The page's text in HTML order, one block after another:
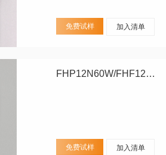
免费试样 加入清单
FHP12N60W/FHF12N60W
免费试样 加入清单